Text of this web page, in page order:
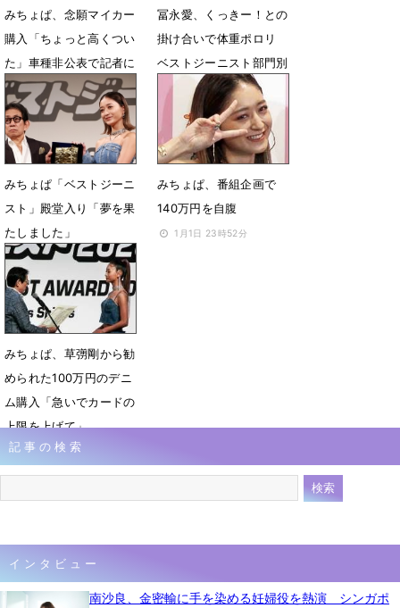
みちょぱ、念願マイカー
購入「ちょっと高くつい
た」車種非公表で記者に
忠告「事故るから追わな
いで」
12月4日 07時43分
冨永愛、くっきー！との
掛け合いで体重ポロリ
ベストジーニスト部門別
11月15日 08時14分
みちょぱ「ベストジーニ
スト」殿堂入り「夢を果
たしました」
11月14日 17時17分
みちょぱ、番組企画で
140万円を自腹
1月1日 23時52分
みちょぱ、草彅剛から勧
められた100万円のデニ
ム購入「急いでカードの
上限を上げて」
11月12日 13時11分
記事の検索
インタビュー
南沙良、金密輸に手を染める妊婦役を熱演 シンガポ